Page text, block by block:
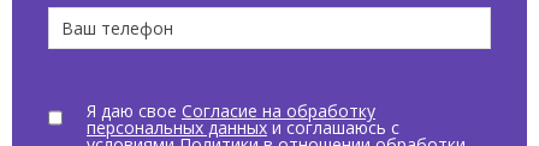
Я даю свое Согласие на обработку
персональных данныхи соглашаюсь с